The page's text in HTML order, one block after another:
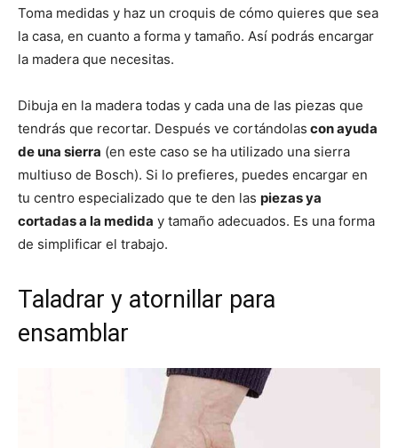
Toma medidas y haz un croquis de cómo quieres que sea
la casa, en cuanto a forma y tamaño. Así podrás encargar
la madera que necesitas.
Dibuja en la madera todas y cada una de las piezas que
tendrás que recortar. Después ve cortándolas con ayuda
de una sierra (en este caso se ha utilizado una sierra
multiuso de Bosch). Si lo prefieres, puedes encargar en
tu centro especializado que te den las piezas ya
cortadas a la medida y tamaño adecuados. Es una forma
de simplificar el trabajo.
Taladrar y atornillar para
ensamblar